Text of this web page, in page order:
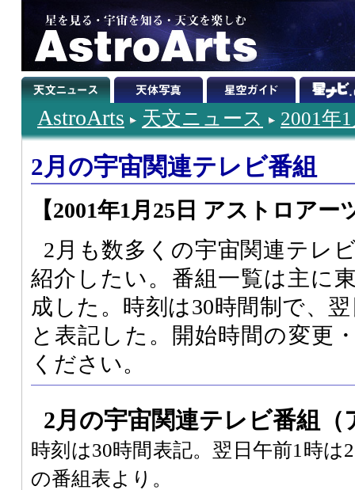
AstroArts 天文ニュース 2001年
2月の宇宙関連テレビ番組
【2001年1月25日 アストロアー
2月も数多くの宇宙関連テレ
紹介したい。番組一覧は主に
成した。時刻は30時間制で、
と表記した。開始時間の変更
ください。
2月の宇宙関連テレビ番組
時刻は30時間表記。翌日午前1時は
の番組表より。